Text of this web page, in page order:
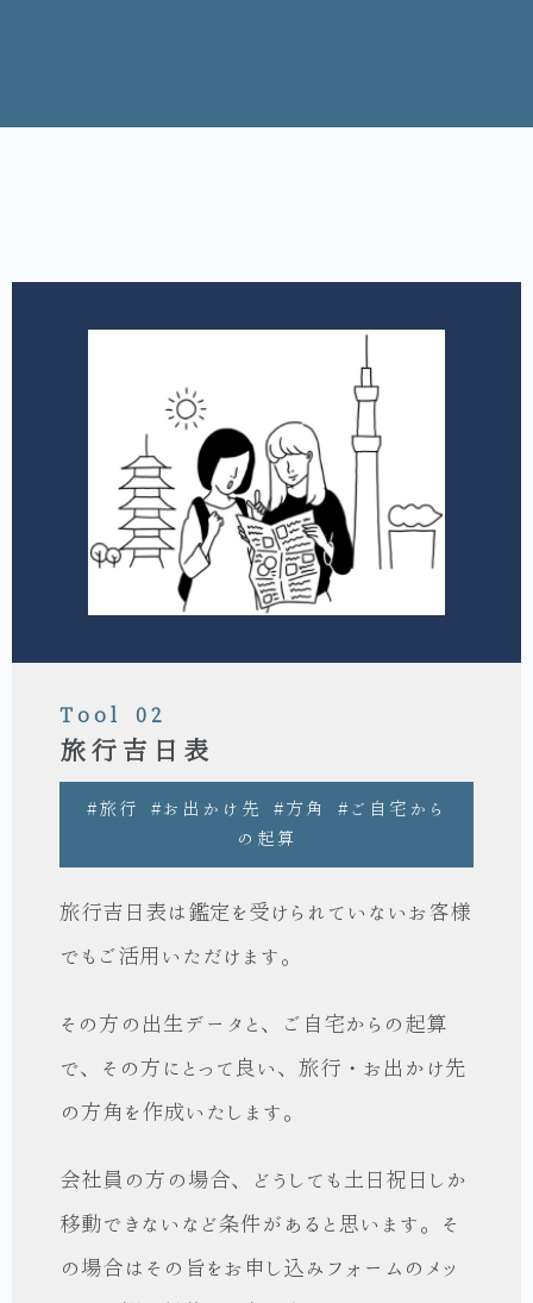
Tool 02
旅行吉日表
#旅行 #お出かけ先 #方角 #ご自宅から
の起算
旅行吉日表は鑑定を受けられていないお客様
でもご活用いただけます。
その方の出生データと、ご自宅からの起算
で、その方にとって良い、旅行・お出かけ先
の方角を作成いたします。
会社員の方の場合、どうしても土日祝日しか
移動できないなど条件があると思います。そ
の場合はその旨をお申し込みフォームのメッ